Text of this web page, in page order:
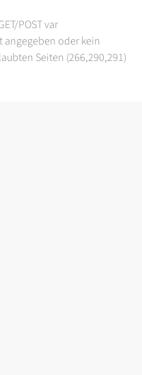
POST var
oder kein
Seiten (266,290,291)